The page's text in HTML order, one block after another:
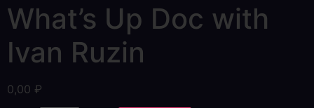
What’s Up Doc with
Ivan Ruzin
0,00 ₽